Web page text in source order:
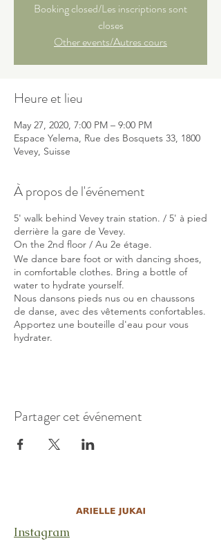
Booking closed/Les inscriptions sont
closes
Other events/Autres cours
Heure et lieu
May 27, 2020, 7:00 PM – 9:00 PM
Espace Yelema, Rue des Bosquets 33, 1800
Vevey, Suisse
À propos de l'événement
5' walk behind Vevey train station. / 5' à pied
derrière la gare de Vevey.
On the 2nd floor / Au 2e étage.
We dance bare foot or with dancing shoes,
in comfortable clothes. Bring a bottle of
water to hydrate yourself.
Nous dansons pieds nus ou en chaussons
de danse, avec des vêtements confortables.
Apportez une bouteille d'eau pour vous
hydrater.
Partager cet événement
Instagram